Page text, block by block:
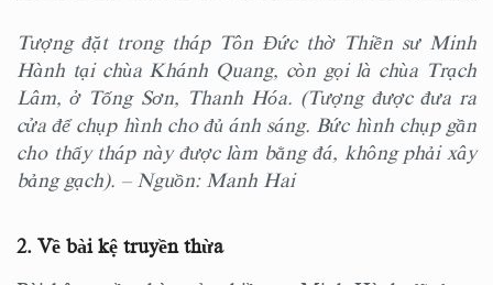
Tượng đặt trong tháp Tôn Đức thờ Thiền sư Minh
Hành tại chùa Khánh Quang, còn gọi là chùa Trạch
Lâm, ở Tống Sơn, Thanh Hóa. (Tượng được đưa ra
cửa để chụp hình cho đủ ánh sáng. Bức hình chụp gần
cho thấy tháp này được làm bằng đá, không phải xây
bảng gạch). – Nguồn: Manh Hai
2. Về bài kệ truyền thừa